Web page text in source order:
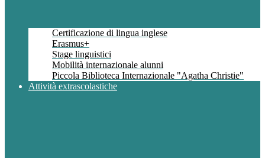
Certificazione di lingua inglese
Erasmus+
Stage linguistici
Mobilità internazionale alunni
Piccola Biblioteca Internazionale "Agatha Christie"
Attività extrascolastiche